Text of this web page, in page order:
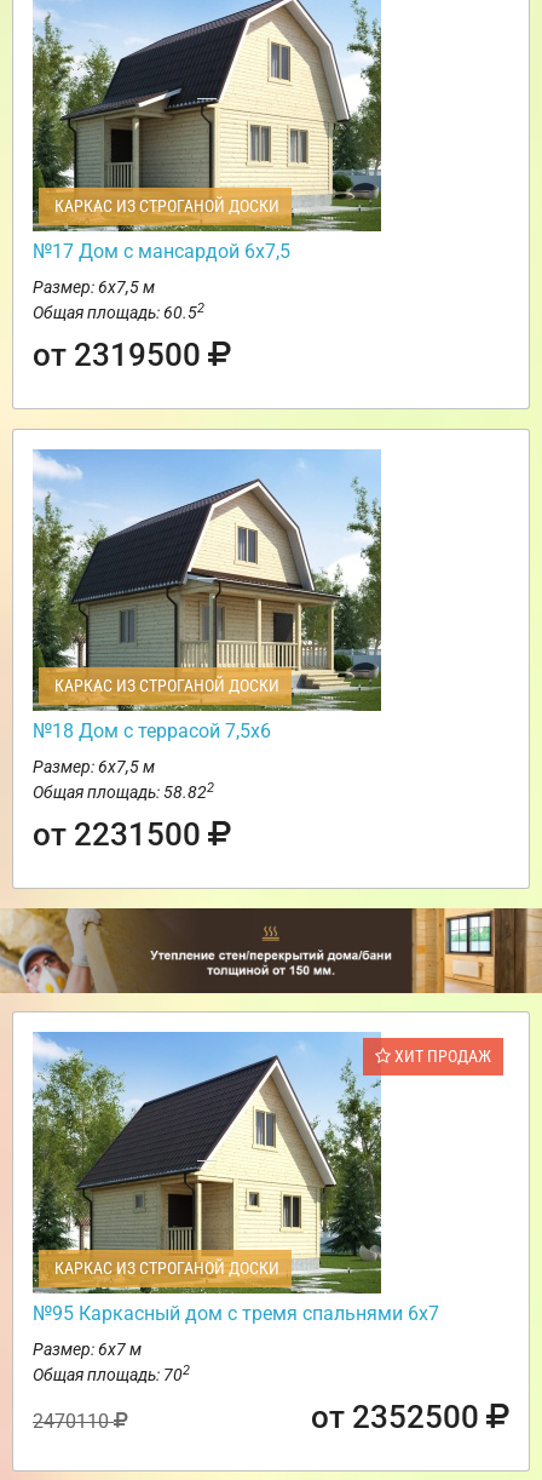
КАРКАС ИЗ СТРОГАНОЙ ДОСКИ
№17 Дом с мансардой 6х7,5
Размер: 6х7,5 м
Общая площадь: 60.52
от 2319500
КАРКАС ИЗ СТРОГАНОЙ ДОСКИ
№18 Дом с террасой 7,5х6
Размер: 6х7,5 м
Общая площадь: 58.822
от 2231500
ХИТ ПРОДАЖ
КАРКАС ИЗ СТРОГАНОЙ ДОСКИ
№95 Каркасный дом с тремя спальнями 6х7
Размер: 6х7 м
Общая площадь: 702
2470110 от 2352500